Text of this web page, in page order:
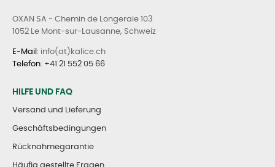
OXAN SA - Chemin de Longeraie 103
1052 Le Mont-sur-Lausanne, Schweiz
E-Mail : info(at)kalice.ch
Telefon: +41 21 552 05 66
HILFE UND FAQ
Versand und Lieferung
Geschäftsbedingungen
Rücknahmegarantie